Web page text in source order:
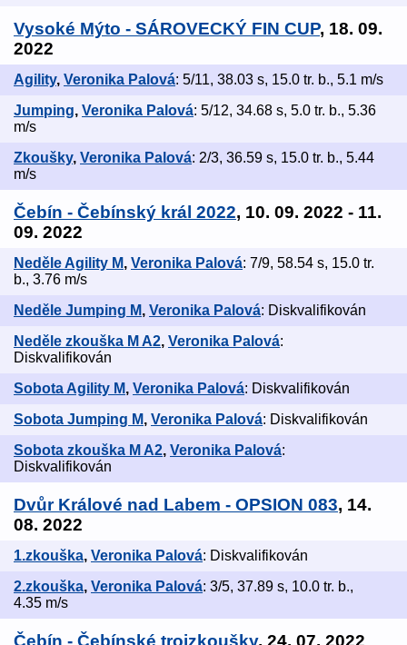
Vysoké Mýto - SÁROVECKÝ FIN CUP, 18. 09.
2022
Agility, Veronika Palová: 5/11, 38.03 s, 15.0 tr. b., 5.1 m/s
Jumping, Veronika Palová: 5/12, 34.68 s, 5.0 tr. b., 5.36
m/s
Zkoušky, Veronika Palová: 2/3, 36.59 s, 15.0 tr. b., 5.44
m/s
Čebín - Čebínský král 2022, 10. 09. 2022 - 11.
09. 2022
Neděle Agility M, Veronika Palová: 7/9, 58.54 s, 15.0 tr.
b., 3.76 m/s
Neděle Jumping M, Veronika Palová: Diskvalifikován
Neděle zkouška M A2, Veronika Palová:
Diskvalifikován
Sobota Agility M, Veronika Palová: Diskvalifikován
Sobota Jumping M, Veronika Palová: Diskvalifikován
Sobota zkouška M A2, Veronika Palová:
Diskvalifikován
Dvůr Králové nad Labem - OPSION 083, 14.
08. 2022
1.zkouška, Veronika Palová: Diskvalifikován
2.zkouška, Veronika Palová: 3/5, 37.89 s, 10.0 tr. b.,
4.35 m/s
Čebín - Čebínské trojzkoušky, 24. 07. 2022